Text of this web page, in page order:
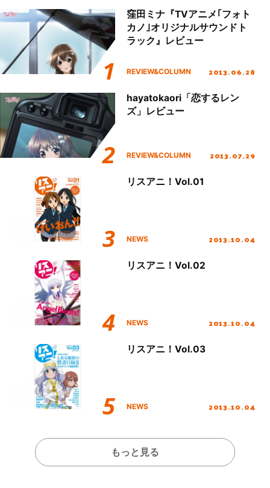
窪田ミナ『TVアニメ｢フォト
カノ｣オリジナルサウンドト
ラック』レビュー
REVIEW&COLUMN 2013.06.28
hayatokaori「恋するレン
ズ」レビュー
REVIEW&COLUMN 2013.07.29
リスアニ！Vol.01
NEWS 2013.10.04
リスアニ！Vol.02
NEWS 2013.10.04
リスアニ！Vol.03
NEWS 2013.10.04
もっと見る